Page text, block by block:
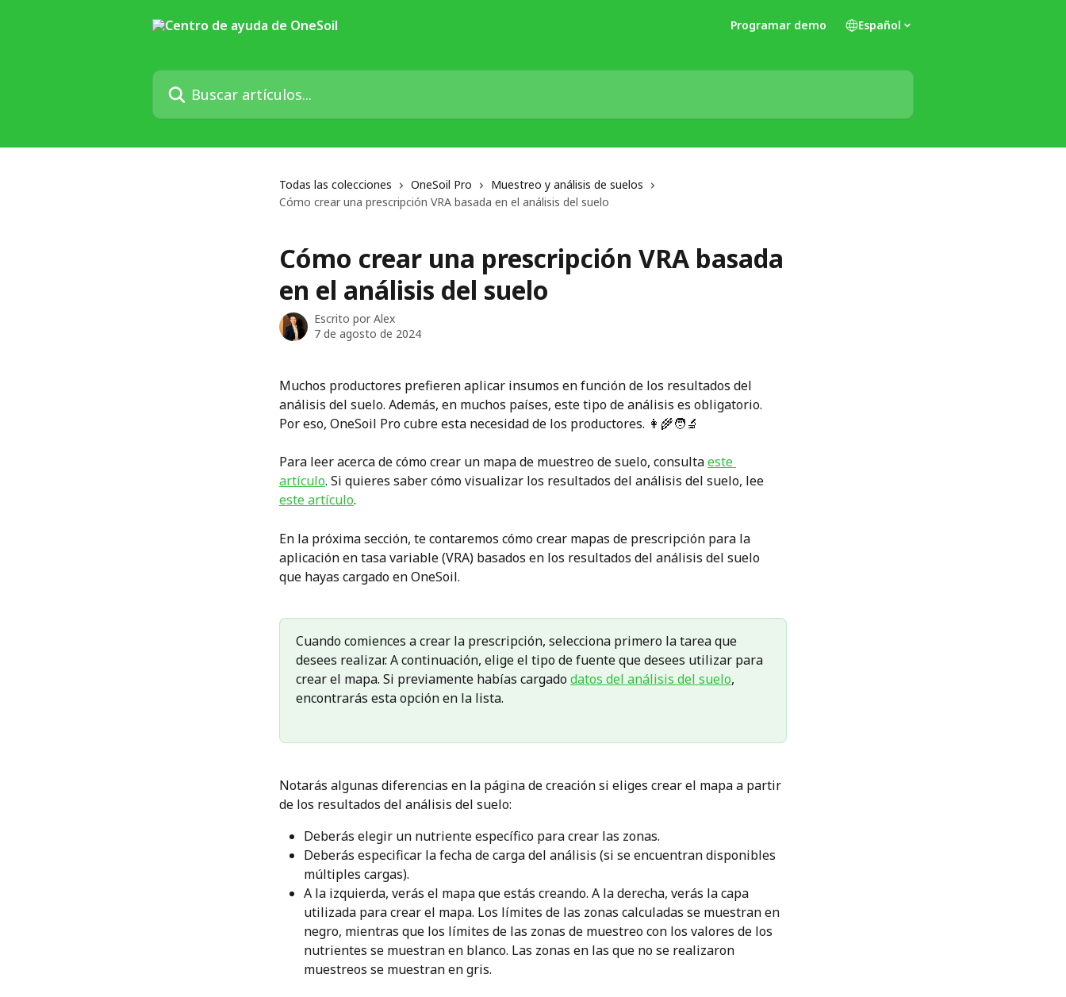
Programar demo Español
Buscar artículos...
Todas las colecciones OneSoil Pro
Muestreo y análisis de suelos
Cómo crear una prescripción VRA basada en el análisis del suelo
Cómo crear una prescripción VRA basada
en el análisis del suelo
Escrito por Alex
7 de agosto de 2024
Muchos productores prefieren aplicar insumos en función de los resultados del
análisis del suelo. Además, en muchos países, este tipo de análisis es obligatorio.
Por eso, OneSoil Pro cubre esta necesidad de los productores. 👩‍🌾🧑‍🔬
Para leer acerca de cómo crear un mapa de muestreo de suelo, consulta este
artículo. Si quieres saber cómo visualizar los resultados del análisis del suelo, lee
este artículo.
En la próxima sección, te contaremos cómo crear mapas de prescripción para la
aplicación en tasa variable (VRA) basados en los resultados del análisis del suelo
que hayas cargado en OneSoil.
Cuando comiences a crear la prescripción, selecciona primero la tarea que
desees realizar. A continuación, elige el tipo de fuente que desees utilizar para
crear el mapa. Si previamente habías cargado datos del análisis del suelo,
encontrarás esta opción en la lista.
Notarás algunas diferencias en la página de creación si eliges crear el mapa a partir
de los resultados del análisis del suelo:
Deberás elegir un nutriente específico para crear las zonas.
Deberás especificar la fecha de carga del análisis (si se encuentran disponibles
múltiples cargas).
A la izquierda, verás el mapa que estás creando. A la derecha, verás la capa
utilizada para crear el mapa. Los límites de las zonas calculadas se muestran en
negro, mientras que los límites de las zonas de muestreo con los valores de los
nutrientes se muestran en blanco. Las zonas en las que no se realizaron
muestreos se muestran en gris.